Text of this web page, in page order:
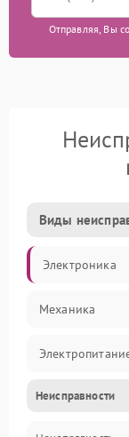
Отправляя, Вы
Виды
Электроника
Механика
Фильтры
Неисправности